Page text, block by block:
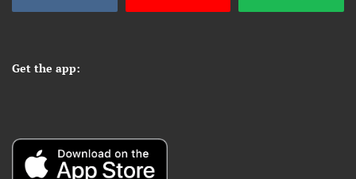
Get the app: